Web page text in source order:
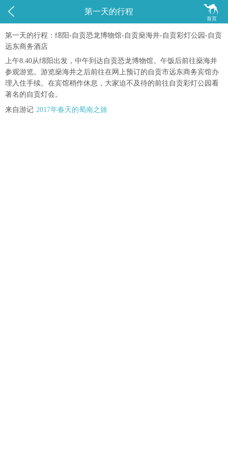
 
首页
第一天的行程
第一天的行程：绵阳-自贡恐龙博物馆-自贡燊海井-自贡彩灯公园-自贡
远东商务酒店
上午8:40从绵阳出发，中午到达自贡恐龙博物馆。午饭后前往燊海井
参观游览。游览燊海井之后前往在网上预订的自贡市远东商务宾馆办
理入住手续。在宾馆稍作休息，大家迫不及待的前往自贡彩灯公园看
著名的自贡灯会。
来自游记 2017年春天的蜀南之旅